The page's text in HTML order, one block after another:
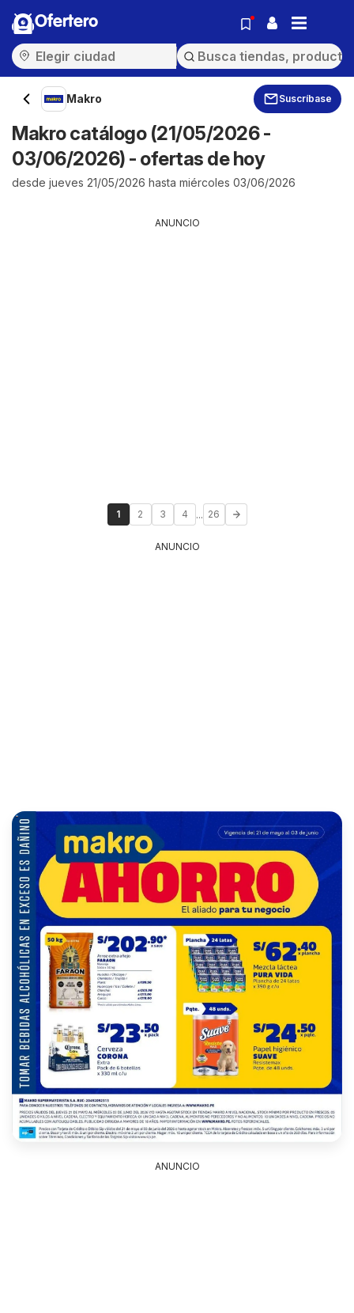
Ofertero
Makro Suscríbase
Makro catálogo (21/05/2026 -
03/06/2026) - ofertas de hoy
desde jueves 21/05/2026 hasta miércoles 03/06/2026
ANUNCIO
1 2 3 4 ... 26
ANUNCIO
ANUNCIO